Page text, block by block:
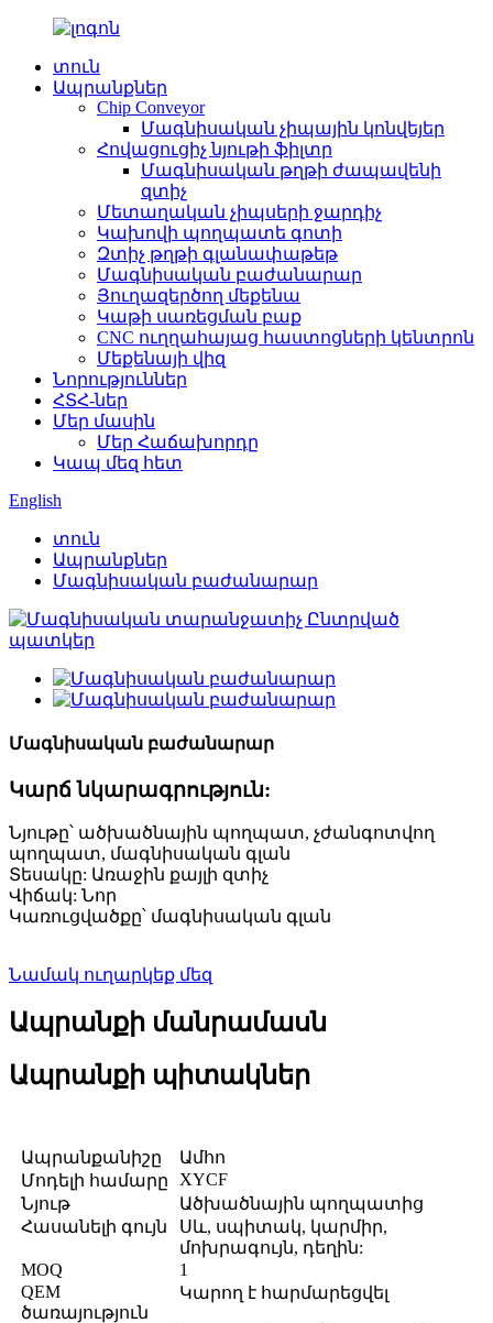
տուն
Ապրանքներ
Chip Conveyor
Մագնիսական չիպային կոնվեյեր
Հովացուցիչ նյութի ֆիլտր
Մագնիսական թղթի ժապավենի
զտիչ
Մետաղական չիպսերի ջարդիչ
Կախովի պողպատե գոտի
Զտիչ թղթի գլանափաթեթ
Մագնիսական բաժանարար
Յուղազերծող մեքենա
Կաթի սառեցման բաք
CNC ուղղահայաց հաստոցների կենտրոն
Մեքենայի վիզ
Նորություններ
ՀՏՀ-ներ
Մեր մասին
Մեր Հաճախորդը
Կապ մեզ հետ
English
տուն
Ապրանքներ
Մագնիսական բաժանարար
Մագնիսական բաժանարար
Կարճ նկարագրություն:
Նյութը՝ ածխածնային պողպատ, չժանգոտվող
պողպատ, մագնիսական գլան
Տեսակը: Առաջին քայլի զտիչ
Վիճակ: Նոր
Կառուցվածքը՝ մագնիսական գլան
Նամակ ուղարկեք մեզ
Ապրանքի մանրամասն
Ապրանքի պիտակներ
Ապրանքանիշը
Ամհո
Մոդելի համարը
XYCF
Նյութ
Ածխածնային պողպատից
Հասանելի գույն
Սև, սպիտակ, կարմիր,
մոխրագույն, դեղին:
MOQ
1
QEM
ծառայություն
Կարող է հարմարեցվել